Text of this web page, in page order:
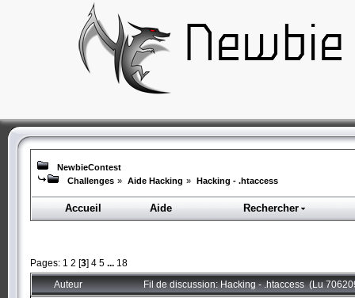
NewbieContest
Challenges » Aide Hacking » Hacking - .htaccess
Accueil Aide Rechercher
Pages: 1 2 [3] 4 5 ... 18
Auteur Fil de discussion: Hacking - .htaccess (Lu